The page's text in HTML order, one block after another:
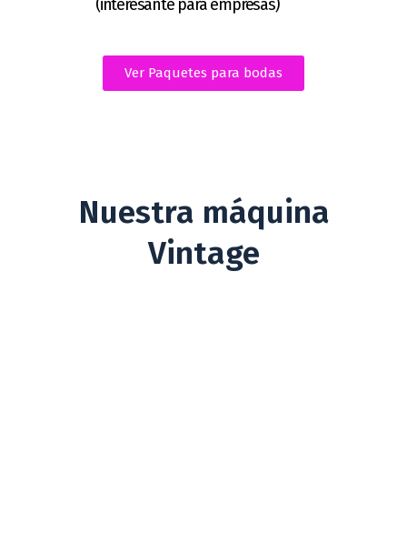
(interesante para empresas)
Ver Paquetes para bodas
Nuestra máquina
Vintage